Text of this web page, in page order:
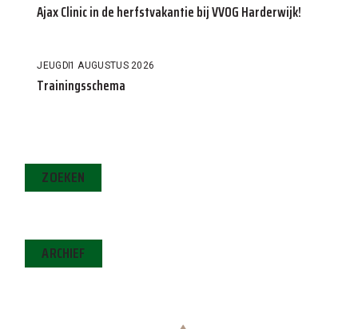
Ajax Clinic in de herfstvakantie bij VVOG Harderwijk!
JEUGD1 AUGUSTUS 2026
Trainingsschema
ZOEKEN
ARCHIEF